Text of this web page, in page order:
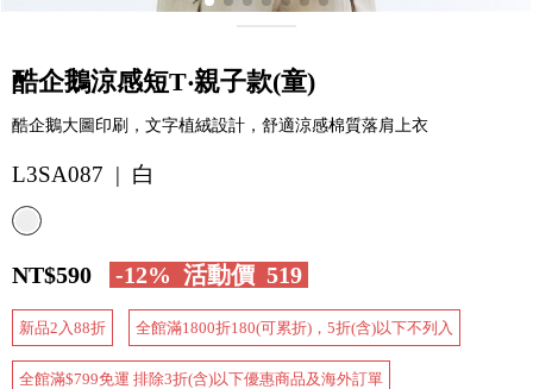
酷企鵝涼感短T‧親子款(童)
酷企鵝大圖印刷，文字植絨設計，舒適涼感棉質落肩上衣
L3SA087 | 白
NT$590 -12% 活動價 519
新品2入88折 全館滿1800折180(可累折)，5折(含)以下不列入
全館滿$799免運 排除3折(含)以下優惠商品及海外訂單